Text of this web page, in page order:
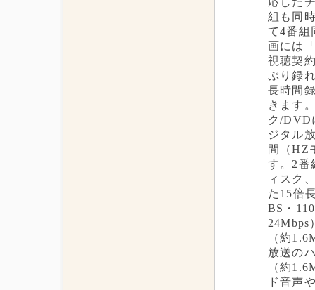
組も同
て4番
画には
視聴契
ぷり録
長時間
きます
ク/DVD
ジタル
間（HZ
す。2番
ィスク
た15倍
BS・
24Mbps
（約
放送の
（約
ド音声